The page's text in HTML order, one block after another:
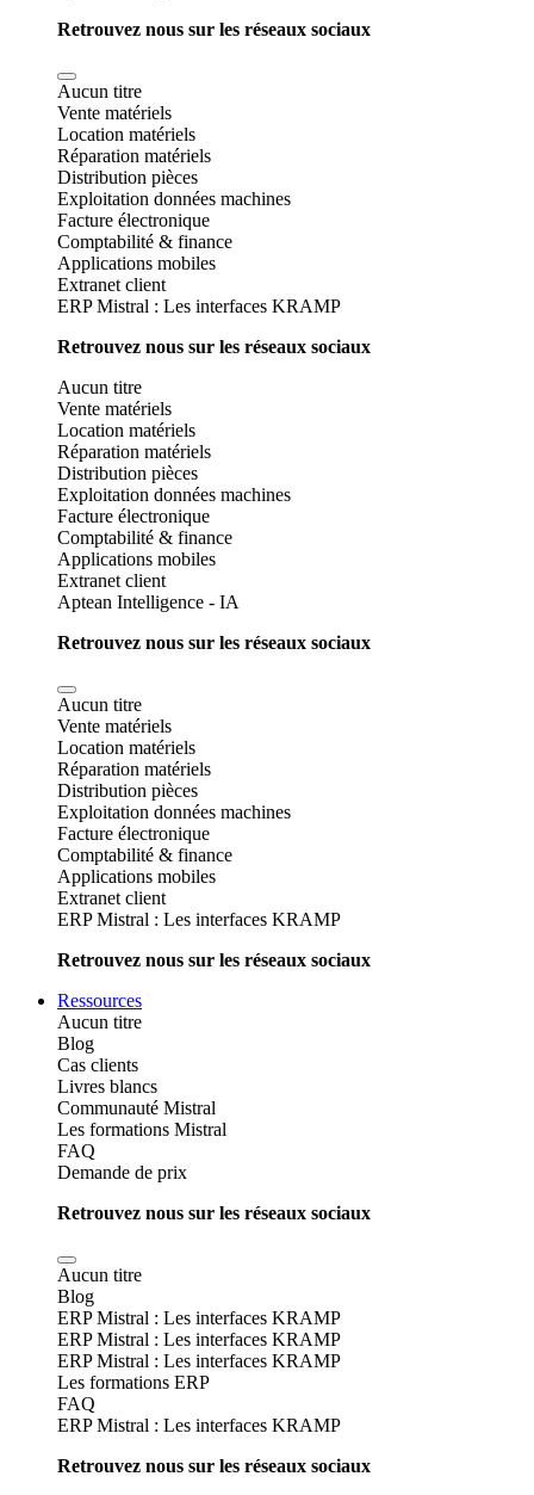
Retrouvez nous sur les réseaux sociaux
Aucun titre
Vente matériels
Location matériels
Réparation matériels
Distribution pièces
Exploitation données machines
Facture électronique
Comptabilité & finance
Applications mobiles
Extranet client
ERP Mistral : Les interfaces KRAMP
Retrouvez nous sur les réseaux sociaux
Aucun titre
Vente matériels
Location matériels
Réparation matériels
Distribution pièces
Exploitation données machines
Facture électronique
Comptabilité & finance
Applications mobiles
Extranet client
Aptean Intelligence - IA
Retrouvez nous sur les réseaux sociaux
Aucun titre
Vente matériels
Location matériels
Réparation matériels
Distribution pièces
Exploitation données machines
Facture électronique
Comptabilité & finance
Applications mobiles
Extranet client
ERP Mistral : Les interfaces KRAMP
Retrouvez nous sur les réseaux sociaux
Ressources
Aucun titre
Blog
Cas clients
Livres blancs
Communauté Mistral
Les formations Mistral
FAQ
Demande de prix
Retrouvez nous sur les réseaux sociaux
Aucun titre
Blog
ERP Mistral : Les interfaces KRAMP
ERP Mistral : Les interfaces KRAMP
ERP Mistral : Les interfaces KRAMP
Les formations ERP
FAQ
ERP Mistral : Les interfaces KRAMP
Retrouvez nous sur les réseaux sociaux